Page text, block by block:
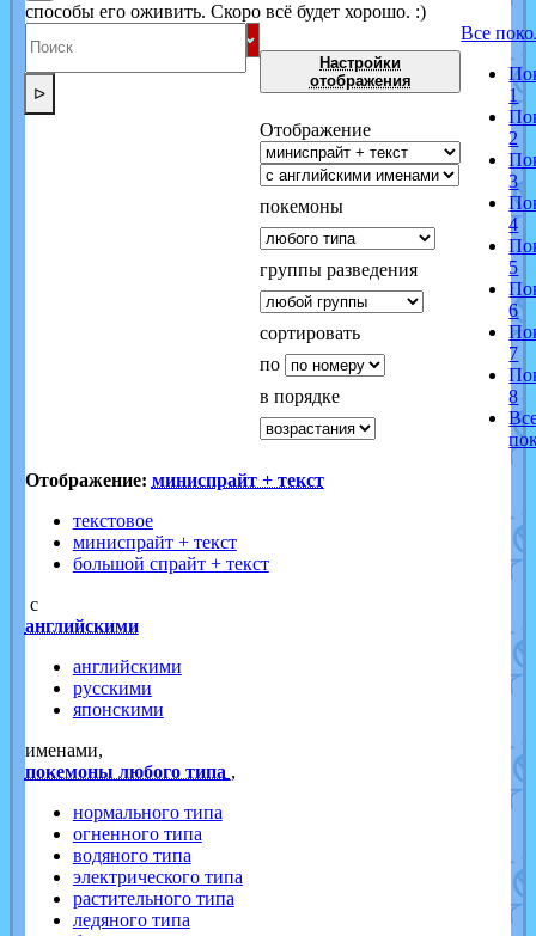
способы его оживить. Скоро всё будет хорошо. :)
ᐅ
Настройки
отображения
Отображение
покемоны
группы разведения
сортировать
по
в порядке
Все
1
2
3
4
5
6
7
8
Отображение: миниспрайт + текст
текстовое
миниспрайт + текст
большой спрайт + текст
с
английскими
английскими
русскими
японскими
именами,
покемоны любого типа ,
нормального типа
огненного типа
водяного типа
электрического типа
растительного типа
ледяного типа